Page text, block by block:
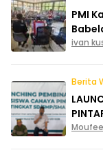
PMI
ivan
Berita